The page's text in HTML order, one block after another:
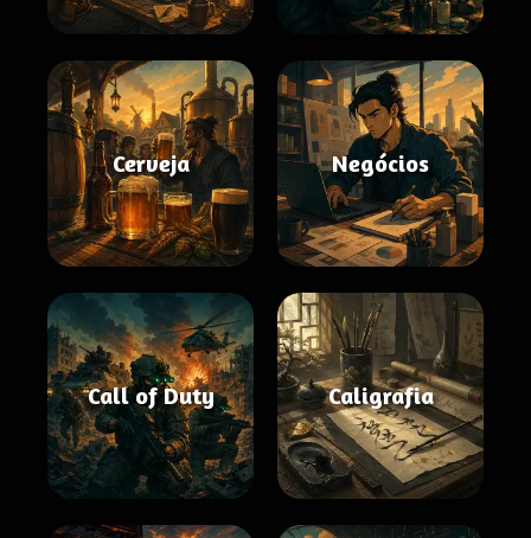
Cerveja Negócios
Call of Duty Caligrafia